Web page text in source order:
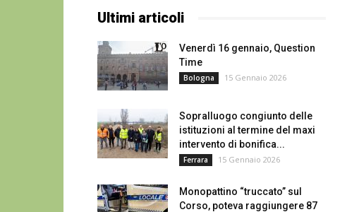
Ultimi articoli
Venerdì 16 gennaio, Question
Time
Bologna 15 Gennaio 2026
Sopralluogo congiunto delle
istituzioni al termine del maxi
intervento di bonifica...
Ferrara 15 Gennaio 2026
Monopattino “truccato” sul
Corso, poteva raggiungere 87